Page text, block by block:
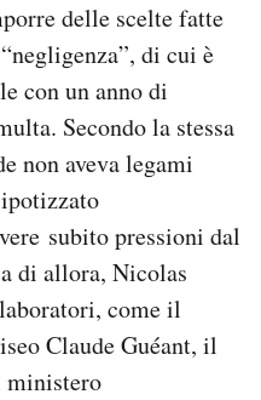
delle scelte fatte
di cui è
con un anno di
Secondo la stessa
non aveva legami
subito pressioni dal
di allora, Nicolas
come il
Claude Guéant, il
ministero